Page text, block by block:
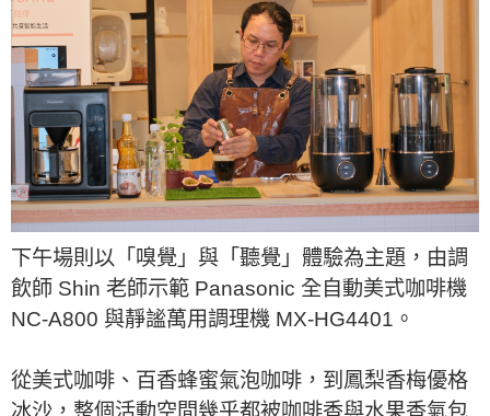
下午場則以「嗅覺」與「聽覺」體驗為主題，由調
飲師 Shin 老師示範 Panasonic 全自動美式咖啡機
NC-A800 與靜謐萬用調理機 MX-HG4401。
從美式咖啡、百香蜂蜜氣泡咖啡，到鳳梨香梅優格
冰沙，整個活動空間幾乎都被咖啡香與水果香氣包